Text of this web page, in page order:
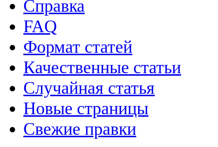
Справка
FAQ
Формат статей
Качественные статьи
Случайная статья
Новые страницы
Свежие правки